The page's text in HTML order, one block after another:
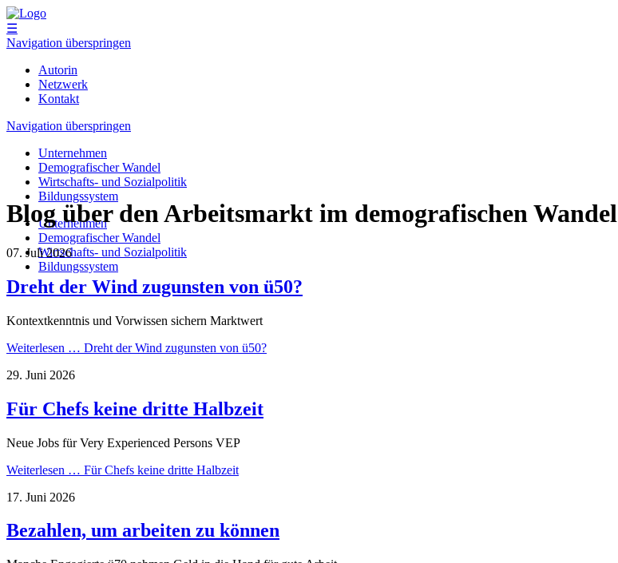
☰
Navigation überspringen
Autorin
Netzwerk
Kontakt
Navigation überspringen
Unternehmen
Demografischer Wandel
Wirtschafts- und Sozialpolitik
Bildungssystem
Unternehmen
Demografischer Wandel
Wirtschafts- und Sozialpolitik
Bildungssystem
Blog über den Arbeitsmarkt im demografischen Wandel
07. Juli 2026
Dreht der Wind zugunsten von ü50?
Kontextkenntnis und Vorwissen sichern Marktwert
Weiterlesen … Dreht der Wind zugunsten von ü50?
29. Juni 2026
Für Chefs keine dritte Halbzeit
Neue Jobs für Very Experienced Persons VEP
Weiterlesen … Für Chefs keine dritte Halbzeit
17. Juni 2026
Bezahlen, um arbeiten zu können